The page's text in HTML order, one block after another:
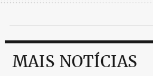
MAIS NOTÍCIAS